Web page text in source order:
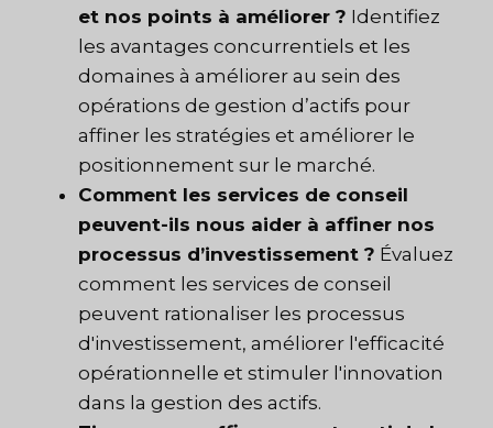
et nos points à améliorer ? Identifiez
les avantages concurrentiels et les
domaines à améliorer au sein des
opérations de gestion d’actifs pour
affiner les stratégies et améliorer le
positionnement sur le marché.
Comment les services de conseil
peuvent-ils nous aider à affiner nos
processus d’investissement ? Évaluez
comment les services de conseil
peuvent rationaliser les processus
d'investissement, améliorer l'efficacité
opérationnelle et stimuler l'innovation
dans la gestion des actifs.